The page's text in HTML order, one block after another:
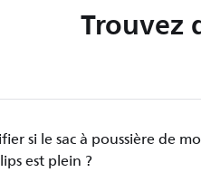
Trouvez
si le sac à poussière de
est plein ?